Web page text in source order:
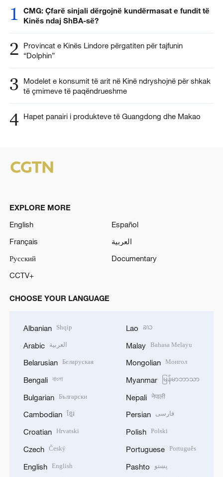
1
CMG: Çfarë sinjali dërgojnë kundërmasat e fundit të
Kinës ndaj ShBA-së?
2
Provincat e Kinës Lindore përgatiten për tajfunin
“Dolphin”
3
Modelet e konsumit të arit në Kinë ndryshojnë për shkak
të çmimeve të paqëndrueshme
4 Hapet panairi i produkteve të Guangdong dhe Makao
EXPLORE MORE
English
Español
Français
العربية
Русский
Documentary
CCTV+
CHOOSE YOUR LANGUAGE
Albanian Shqip
Arabic العربية
Belarusian Беларуская
Bengali বাংলা
Bulgarian Български
Cambodian ខ្មែរ
Croatian Hrvatski
Czech Český
English English
Lao ລາວ
Malay Bahasa Melayu
Mongolian Монгол
Myanmar မြန်မာဘာသာ
Nepali नेपाली
Persian فارسی
Polish Polski
Portuguese Português
Pashto پښتو